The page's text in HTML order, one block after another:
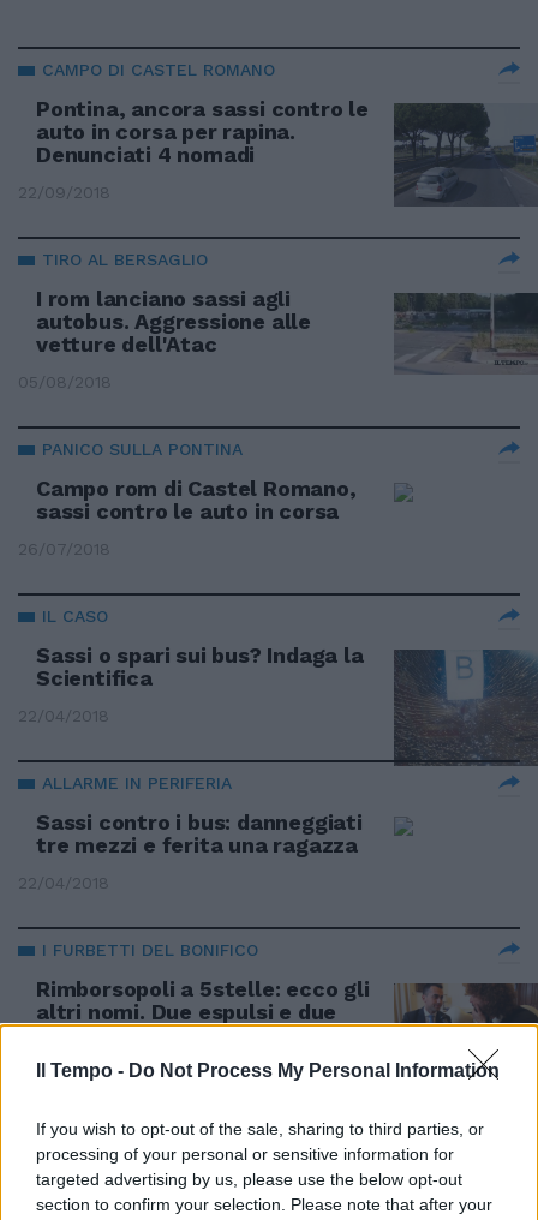
Il Tempo - Do Not Process My Personal Information
If you wish to opt-out of the sale, sharing to third parties, or
processing of your personal or sensitive information for
targeted advertising by us, please use the below opt-out
section to confirm your selection. Please note that after your
CAMPO DI CASTEL ROMANO
Pontina, ancora sassi contro le
auto in corsa per rapina.
Denunciati 4 nomadi
22/09/2018
TIRO AL BERSAGLIO
I rom lanciano sassi agli
autobus. Aggressione alle
vetture dell'Atac
05/08/2018
PANICO SULLA PONTINA
Campo rom di Castel Romano,
sassi contro le auto in corsa
26/07/2018
IL CASO
Sassi o spari sui bus? Indaga la
Scientifica
22/04/2018
ALLARME IN PERIFERIA
Sassi contro i bus: danneggiati
tre mezzi e ferita una ragazza
22/04/2018
I FURBETTI DEL BONIFICO
Rimborsopoli a 5stelle: ecco gli
altri nomi. Due espulsi e due
"ammoniti"
18/02/2018
TORNA L'INCUBO
Sassi sulle auto, dal 1986 nove
episodi mortali